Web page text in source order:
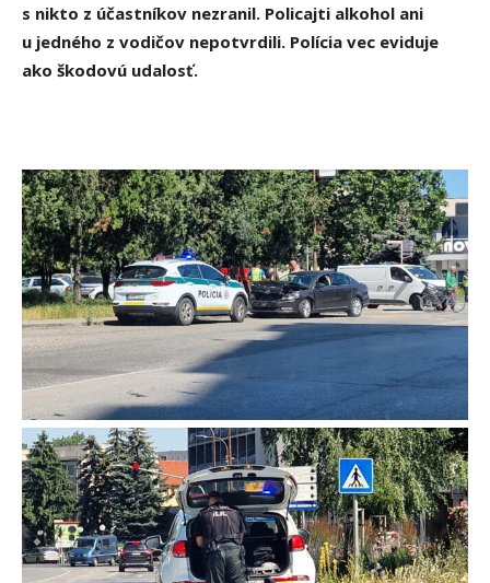
s nikto z účastníkov nezranil. Policajti alkohol ani
u jedného z vodičov nepotvrdili. Polícia vec eviduje
ako škodovú udalosť.